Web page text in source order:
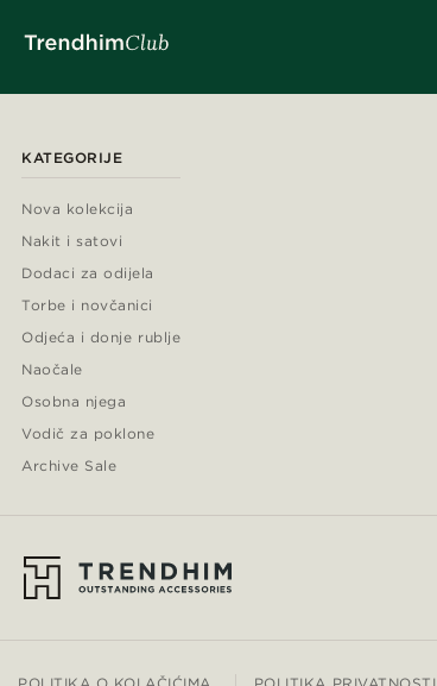
KATEGORIJE
Nova kolekcija
Nakit i satovi
Dodaci za odijela
Torbe i novčanici
Odjeća i donje rublje
Naočale
Osobna njega
Vodič za poklone
Archive Sale